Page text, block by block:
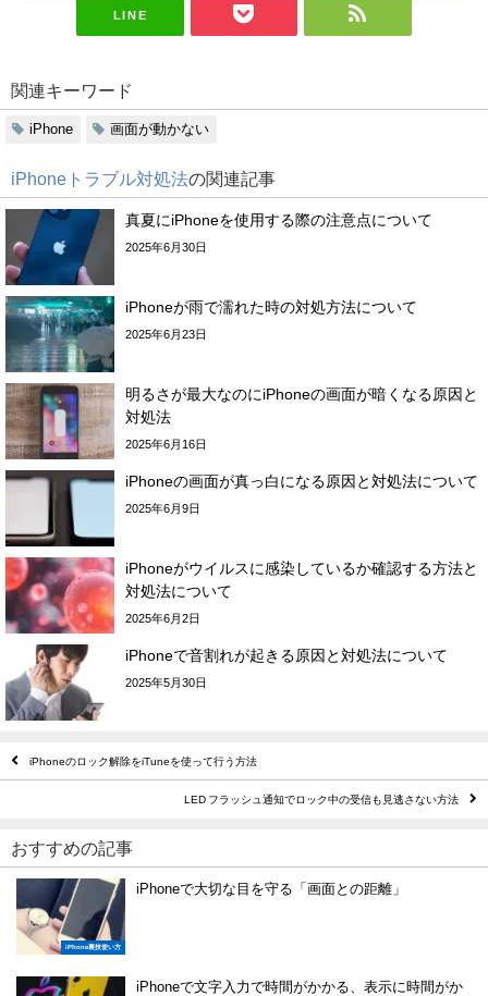
LINE
関連キーワード
iPhone 画面が動かない
iPhoneトラブル対処法の関連記事
真夏にiPhoneを使用する際の注意点について
2025年6月30日
iPhoneが雨で濡れた時の対処方法について
2025年6月23日
明るさが最大なのにiPhoneの画面が暗くなる原因と
対処法
2025年6月16日
iPhoneの画面が真っ白になる原因と対処法について
2025年6月9日
iPhoneがウイルスに感染しているか確認する方法と
対処法について
2025年6月2日
iPhoneで音割れが起きる原因と対処法について
2025年5月30日
iPhoneのロック解除をiTuneを使って行う方法
LED フラッシュ通知でロック中の受信も見逃さない方法
おすすめの記事
iPhone裏技使い方
iPhoneで大切な目を守る「画面との距離」
iPhoneで文字入力で時間がかかる、表示に時間がか